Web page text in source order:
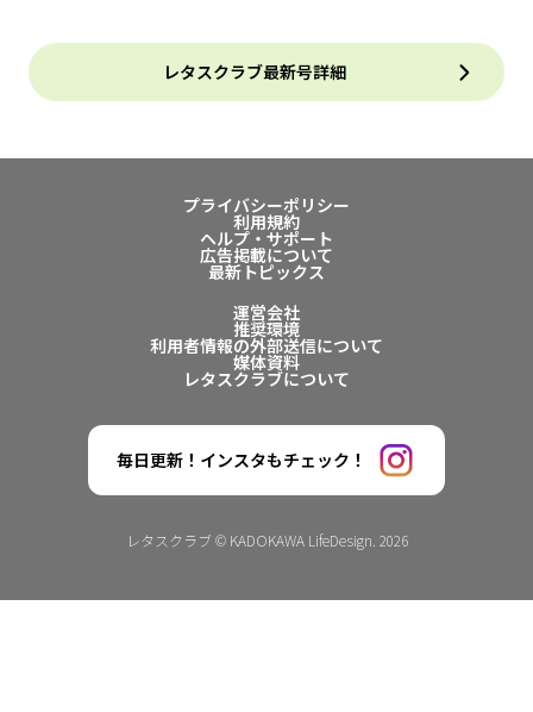
レタスクラブ最新号詳細
プライバシーポリシー
利用規約
ヘルプ・サポート
広告掲載について
最新トピックス
運営会社
推奨環境
利用者情報の外部送信について
媒体資料
レタスクラブについて
毎日更新！インスタもチェック！
レタスクラブ © KADOKAWA LifeDesign. 2026